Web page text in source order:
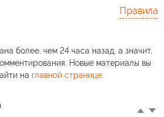
Правила
более, чем 24 часа назад, а значит,
Новые материалы вы
на главной странице.